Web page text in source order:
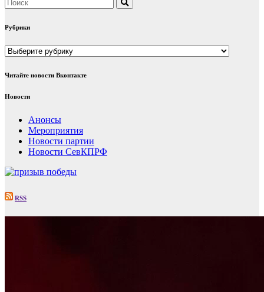
Рубрики
Рубрики
Читайте новости Вконтакте
Новости
Анонсы
Мероприятия
Новости партии
Новости СевКПРФ
RSS